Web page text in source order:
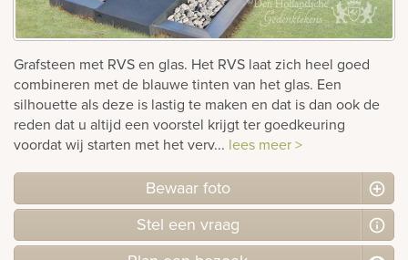
Grafsteen met RVS en glas. Het RVS laat zich heel goed
combineren met de blauwe tinten van het glas. Een
silhouette als deze is lastig te maken en dat is dan ook de
reden dat u altijd een voorstel krijgt ter goedkeuring
voordat wij starten met het verv... lees meer >
Bewaar foto
Stel een vraag